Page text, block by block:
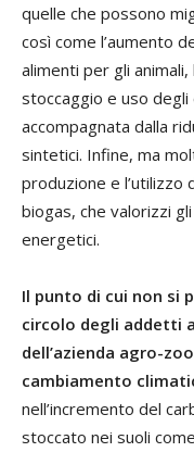
quelle che possono
così come l’aumento
alimenti per gli
stoccaggio e uso
accompagnata dalla
sintetici. Infine, ma
produzione e l’utilizzo
biogas, che valorizzi
energetici.
Il punto di cui non si
circolo degli addetti
dell’azienda agro-
cambiamento
nell’incremento del
stoccato nei suoli